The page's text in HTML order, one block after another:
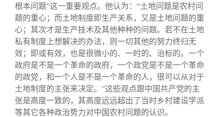
根本问题”这一重要观点。他认为：“土地问题是农村问
题的重心；而土地制度即生产关系，又是土地问题的重
心；其次才是生产技术及其他种种的问题。若不在土地
私有制度上想解决的办法，则一切其他的努力终归无
效；即或有效，也是很微小的、一时的、治标的。一个
政府是不是一个革命的政府，一个政党是不是一个革命
的政党，和一个人是不是一个革命的人，很可以从对于
土地制度的主张来决定。”这些观点跟中国共产党的主
张是高度一致的，其高度远远超出了当时乡村建设学派
等其它各种政治势力对中国农村问题的认识。